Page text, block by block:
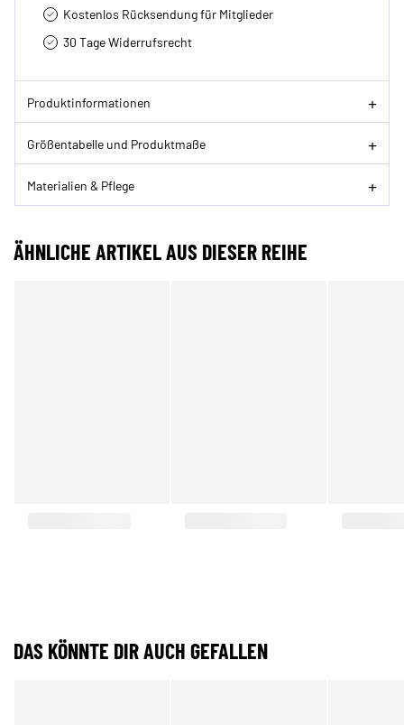
Kostenlos Rücksendung für Mitglieder
30 Tage Widerrufsrecht
Produktinformationen
Größentabelle und Produktmaße
Materialien & Pflege
ÄHNLICHE ARTIKEL AUS DIESER REIHE
DAS KÖNNTE DIR AUCH GEFALLEN